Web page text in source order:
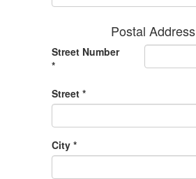
Postal Address
Street Number
*
Street *
City *